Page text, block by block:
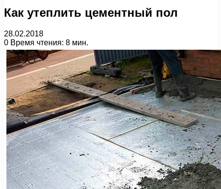
Как утеплить цементный пол
28.02.2018
0 Время чтения: 8 мин.